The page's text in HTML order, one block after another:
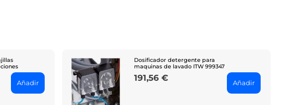
Añadir
Dosificador detergente para
maquinas de lavado ITW 999347
Price
191,56 €
Añadir